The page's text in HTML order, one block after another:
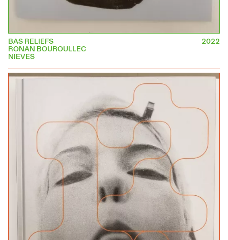
BAS RELIEFS
RONAN BOUROULLEC
NIEVES
2022